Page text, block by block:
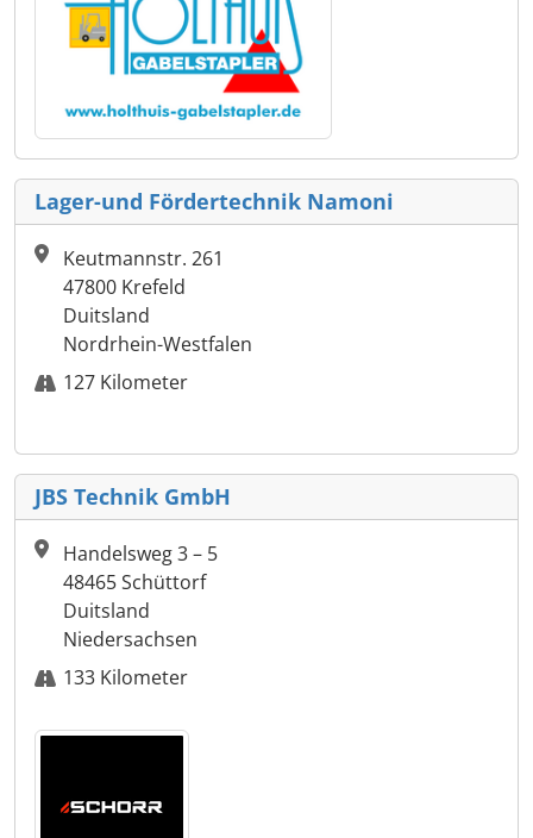
Lager-und Fördertechnik Namoni
Keutmannstr. 261
47800 Krefeld
Duitsland
Nordrhein-Westfalen
127 Kilometer
JBS Technik GmbH
Handelsweg 3 – 5
48465 Schüttorf
Duitsland
Niedersachsen
133 Kilometer